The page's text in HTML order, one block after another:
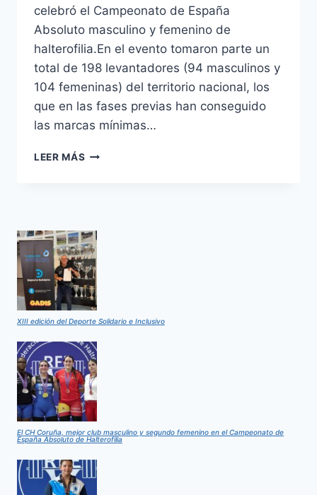
celebró el Campeonato de España
Absoluto masculino y femenino de
halterofilia.En el evento tomaron parte un
total de 198 levantadores (94 masculinos y
104 femeninas) del territorio nacional, los
que en las fases previas han conseguido
las marcas mínimas…
LEER MÁS CAMPEONATO
HALTEROFILIA
XIII edición del Deporte Solidario e Inclusivo
El CH Coruña, mejor club masculino y segundo femenino en el Campeonato de
España Absoluto de Halterofilia